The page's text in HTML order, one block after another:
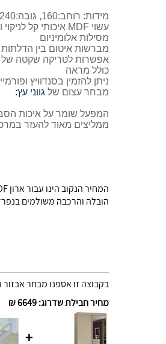
מידות: רוחב:160, גובה:240, עומק: 60
עשוי MDF איכותי קל לניקוי ובלתי שריט
מסילות
מברשות איטום בין הדלתות
אפשרות לטריקה שקטה של
כולל מראה
ניתן להזמין בסנדוויץ
מבחר עצום של גווני עץ:
המפעל שומר על איכות
ממליצים מאוד להעזר
המחיר הנקוב הינו עבור ארון MDF
הובלה והרכבה משולמים
בקבוצה זו אספנו מבחר
מחיר חבילת שדרוג:
6649 ₪
+